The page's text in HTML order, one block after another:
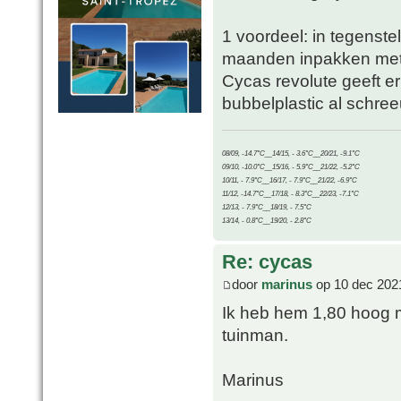
1 voordeel: in
maanden inpakken
Cycas revolute geeft
bubbelplastic al
08/09, -14.7°C__14/15, - 3.6°C__20/21, -9.1°C
09/10, -10.0°C__15/16, - 5.9°C__21/22, -5.2°C
10/11, - 7.9°C__16/17, - 7.9°C__21/22, -6.9°C
11/12, -14.7°C__17/18, - 8.3°C__22/23, -7.1°C
12/13, - 7.9°C__18/19, - 7.5°C
13/14, - 0.8°C__19/20, - 2.8°C
Re: cycas
door marinus op 10 dec
Ik heb hem 1,80 hoog
tuinman.
Marinus